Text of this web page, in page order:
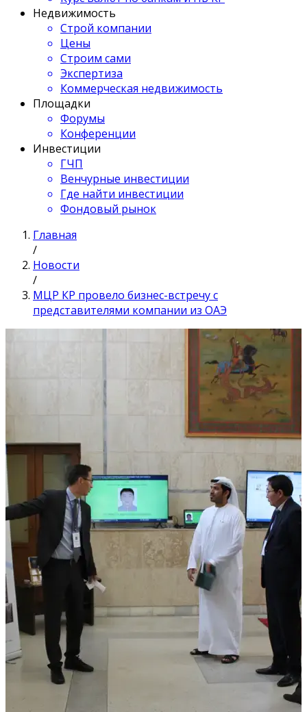
Недвижимость
Строй компании
Цены
Строим сами
Экспертиза
Коммерческая недвижимость
Площадки
Форумы
Конференции
Инвестиции
ГЧП
Венчурные инвестиции
Где найти инвестиции
Фондовый рынок
Главная
/
Новости
/
МЦР КР провело бизнес-встречу с
представителями компании из ОАЭ